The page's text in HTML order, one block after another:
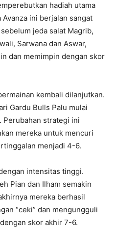
hadiah utama
ini berjalan sangat
jeda salat Magrib,
Sarwana dan Aswar,
dan memimpin dengan skor
kembali dilanjutkan.
Gardu Bulls Palu mulai
Perubahan strategi ini
mereka untuk mencuri
menjadi 4-6.
intensitas tinggi.
Pian dan Ilham semakin
mereka berhasil
“ceki” dan mengungguli
skor akhir 7-6.